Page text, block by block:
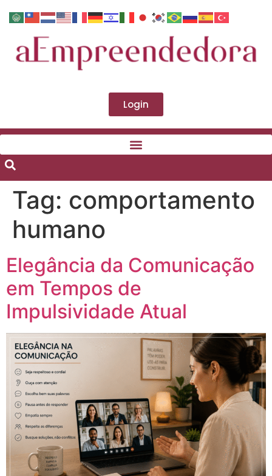
Login
Tag: comportamento
humano
Elegância da Comunicação
em Tempos de
Impulsividade Atual